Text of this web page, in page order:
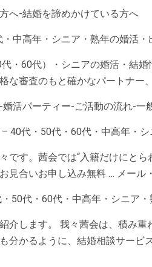
へ-結婚を諦めかけている方へ
中高年・シニア・熟年の婚活・
・60代）・シニアの婚活・結
な審査のもと確かなパートナー
活パーティー-ご活動の流れ-一
40代・50代・60代・中高年・
です。茜会では“入籍だけにと
見合いお申し込み無料 … メール
50代・60代・中高年・シニア
介します。 我々茜会は、積み
分かるように、結婚相談サービ